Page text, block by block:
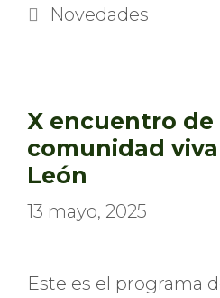
Categorías
Novedades
X encuentro
comunidad
León
13 mayo, 2025
Este es el programa